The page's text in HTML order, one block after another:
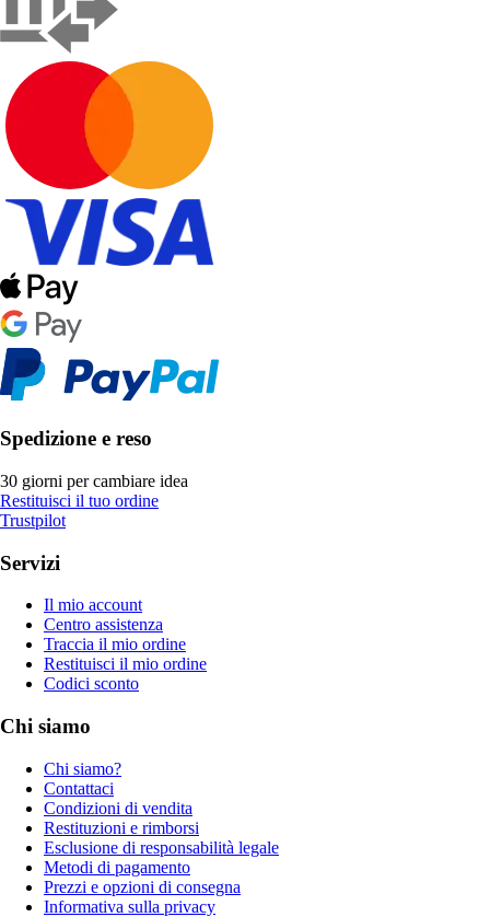
Spedizione e reso
30 giorni per cambiare idea
Restituisci il tuo ordine
Trustpilot
Servizi
Il mio account
Centro assistenza
Traccia il mio ordine
Restituisci il mio ordine
Codici sconto
Chi siamo
Chi siamo?
Contattaci
Condizioni di vendita
Restituzioni e rimborsi
Esclusione di responsabilità legale
Metodi di pagamento
Prezzi e opzioni di consegna
Informativa sulla privacy